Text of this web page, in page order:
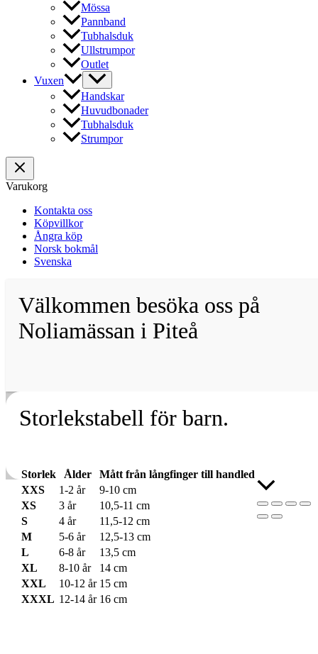
Mössa
Pannband
Tubhalsduk
Ullstrumpor
Outlet
Vuxen
Handskar
Huvudbonader
Tubhalsduk
Strumpor
Varukorg
Kontakta oss
Köpvillkor
Ångra köp
Norsk bokmål
Svenska
Välkommen besöka oss på
Noliamässan i Piteå
Storlekstabell för barn.
Storlek Ålder
Mått från långfinger till handled
XXS
1-2 år
9-10 cm
XS
3 år
10,5-11 cm
S
4 år
11,5-12 cm
M
5-6 år
12,5-13 cm
L
6-8 år
13,5 cm
XL
8-10 år
14 cm
XXL
10-12 år 15 cm
XXXL 12-14 år 16 cm